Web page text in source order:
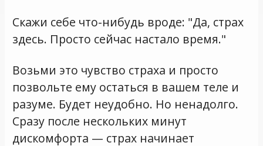
Скажи себе что-нибудь вроде: "Да, страх
здесь. Просто сейчас настало время."
Возьми это чувство страха и просто
позвольте ему остаться в вашем теле и
разуме. Будет неудобно. Но ненадолго.
Сразу после нескольких минут
дискомфорта — страх начинает